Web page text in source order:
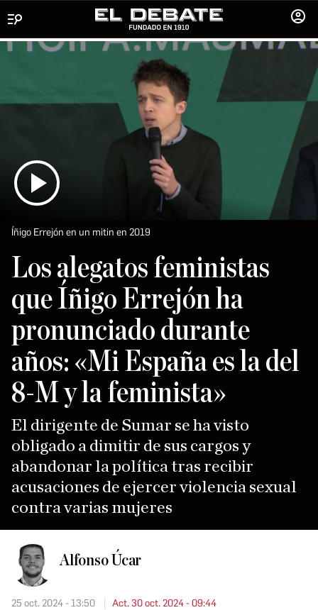
SESIÓN
Íñigo Errejón en un mitin en 2019
Los alegatos feministas
que Íñigo Errejón ha
pronunciado durante
años: «Mi España es la del
8-M y la feminista»
El dirigente de Sumar se ha visto
obligado a dimitir de sus cargos y
abandonar la política tras recibir
acusaciones de ejercer violencia sexual
contra varias mujeres
Alfonso Úcar
25 oct. 2024 - 13:50 Act. 30 oct. 2024 - 09:44